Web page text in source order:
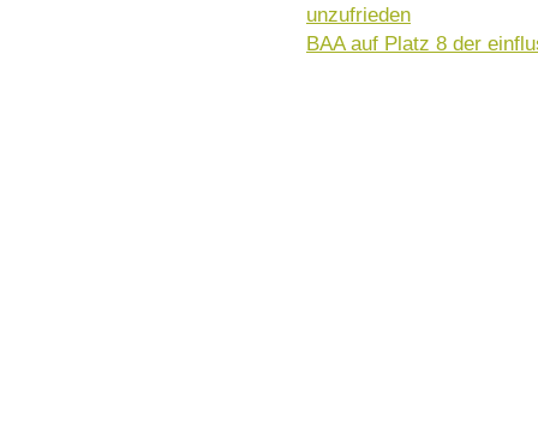
unzufrieden
BAA auf Platz 8 der